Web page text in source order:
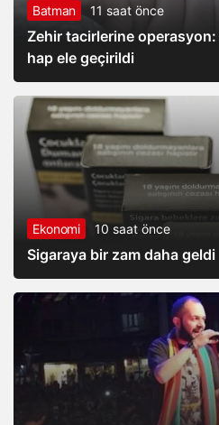
Batman 11 saat önce
Zehir tacirlerine
hap ele geçirildi
Ekonomi 10 saat önce
Sigaraya bir zam daha geldi